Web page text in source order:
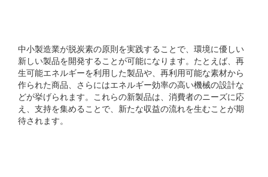
中小製造業が脱炭素の原則を実践することで、環境に優しい
新しい製品を開発することが可能になります。たとえば、再
生可能エネルギーを利用した製品や、再利用可能な素材から
作られた商品、さらにはエネルギー効率の高い機械の設計な
どが挙げられます。これらの新製品は、消費者のニーズに応
え、支持を集めることで、新たな収益の流れを生むことが期
待されます。